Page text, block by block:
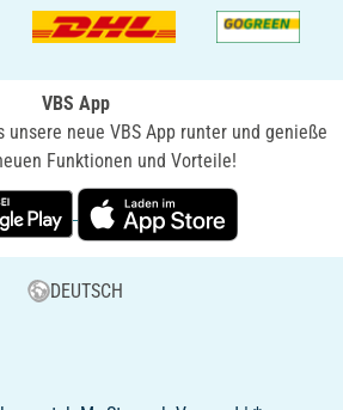
VBS App
neue VBS App runter und genieße
Funktionen und Vorteile!
DEUTSCH